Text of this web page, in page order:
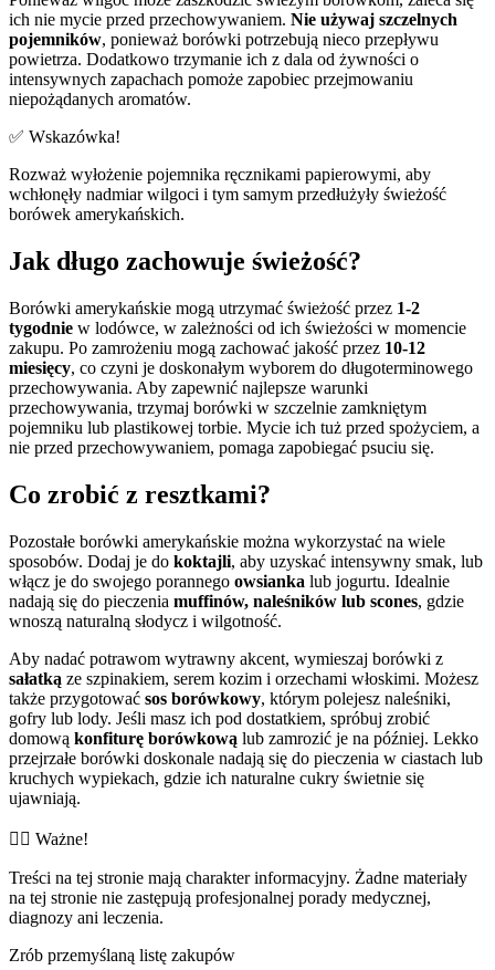
ich nie mycie przed przechowywaniem. Nie używaj szczelnych
pojemników, ponieważ borówki potrzebują nieco przepływu
powietrza. Dodatkowo trzymanie ich z dala od żywności o
intensywnych zapachach pomoże zapobiec przejmowaniu
niepożądanych aromatów.
✅ Wskazówka!
Rozważ wyłożenie pojemnika ręcznikami papierowymi, aby
wchłonęły nadmiar wilgoci i tym samym przedłużyły świeżość
borówek amerykańskich.
Jak długo zachowuje świeżość?
Borówki amerykańskie mogą utrzymać świeżość przez 1-2
tygodnie w lodówce, w zależności od ich świeżości w momencie
zakupu. Po zamrożeniu mogą zachować jakość przez 10-12
miesięcy, co czyni je doskonałym wyborem do długoterminowego
przechowywania. Aby zapewnić najlepsze warunki
przechowywania, trzymaj borówki w szczelnie zamkniętym
pojemniku lub plastikowej torbie. Mycie ich tuż przed spożyciem, a
nie przed przechowywaniem, pomaga zapobiegać psuciu się.
Co zrobić z resztkami?
Pozostałe borówki amerykańskie można wykorzystać na wiele
sposobów. Dodaj je do koktajli, aby uzyskać intensywny smak, lub
włącz je do swojego porannego owsianka lub jogurtu. Idealnie
nadają się do pieczenia muffinów, naleśników lub scones, gdzie
wnoszą naturalną słodycz i wilgotność.
Aby nadać potrawom wytrawny akcent, wymieszaj borówki z
sałatką ze szpinakiem, serem kozim i orzechami włoskimi. Możesz
także przygotować sos borówkowy, którym polejesz naleśniki,
gofry lub lody. Jeśli masz ich pod dostatkiem, spróbuj zrobić
domową konfiturę borówkową lub zamrozić je na później. Lekko
przejrzałe borówki doskonale nadają się do pieczenia w ciastach lub
kruchych wypiekach, gdzie ich naturalne cukry świetnie się
ujawniają.
👨‍⚕️️ Ważne!
Treści na tej stronie mają charakter informacyjny. Żadne materiały
na tej stronie nie zastępują profesjonalnej porady medycznej,
diagnozy ani leczenia.
Zrób przemyślaną listę zakupów